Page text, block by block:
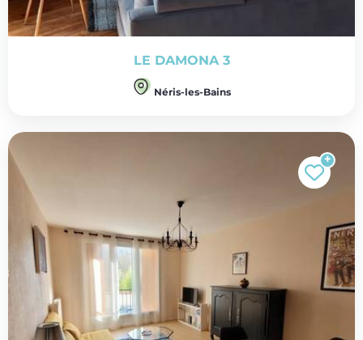
LE DAMONA 3
Néris-les-Bains